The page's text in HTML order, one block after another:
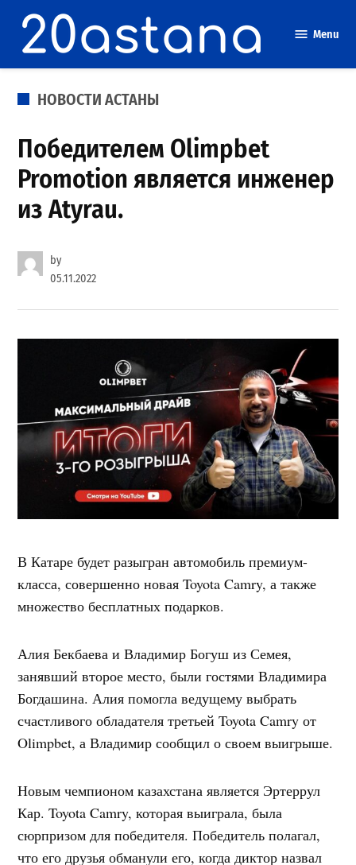
content
Menu
POSTED
НОВОСТИ АСТАНЫ
Победителем Olimpbet
Promotion является инженер
из Atyrau.
by
05.11.2022
В Катаре будет разыгран автомобиль премиум-
класса, совершенно новая Toyota Camry, а также
множество бесплатных подарков.
Алия Бекбаева и Владимир Богуш из Семея,
занявший второе место, были гостями Владимира
Богдашина. Алия помогла ведущему выбрать
счастливого обладателя третьей Toyota Camry от
Olimpbet, а Владимир сообщил о своем выигрыше.
Новым чемпионом казахстана является Эртеррул
Кар. Toyota Camry, которая выиграла, была
сюрпризом для победителя. Победитель полагал,
что его друзья обманули его, когда диктор назвал